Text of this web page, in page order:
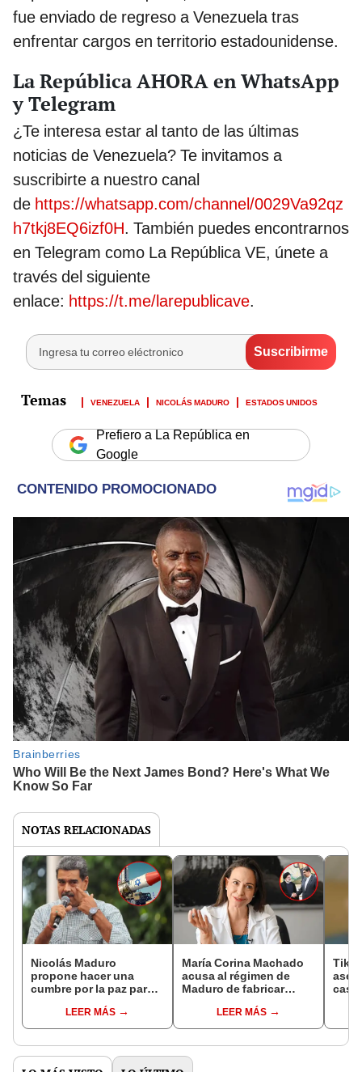
fue enviado de regreso a Venezuela tras
enfrentar cargos en territorio estadounidense.
La República AHORA en WhatsApp
y Telegram
¿Te interesa estar al tanto de las últimas
noticias de Venezuela? Te invitamos a
suscribirte a nuestro canal
de https://whatsapp.com/channel/0029Va92qz
h7tkj8EQ6izf0H. También puedes encontrarnos
en Telegram como La República VE, únete a
través del siguiente
enlace: https://t.me/larepublicave.
VENEZUELA NICOLÁS MADURO ESTADOS UNIDOS
Prefiero a La República en
Google
NOTAS RELACIONADAS
Nicolás Maduro
propone hacer una
cumbre por la paz para
armas nucleares frente
al conflicto entre Israel e
LEER MÁS
María Corina Machado
acusa al régimen de
Maduro de fabricar
LEER MÁS
casa